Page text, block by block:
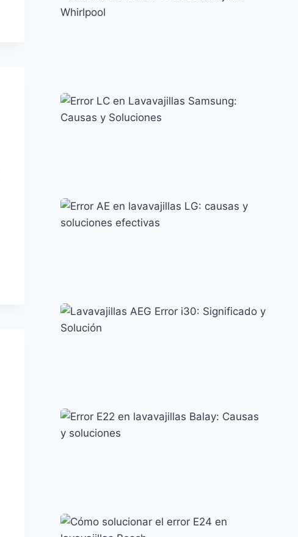
Indesit
Códigos de error y su significado
Solución al Error F11 en Lavavajillas
Whirlpool
Códigos de error y su significado
Error LC en Lavavajillas Samsung: Causas y
Soluciones
Error AE en lavavajillas LG: causas y
soluciones efectivas
Lavavajillas AEG Error i30: Significado y
Solución
Error E22 en lavavajillas Balay: Causas y
soluciones